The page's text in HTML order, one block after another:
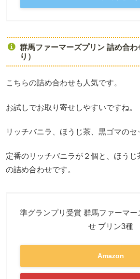
群馬ファーマーズプリン 詰め合わ
り）
こちらの詰め合わせも人気です。
お試しでお取り寄せしやすいですね。
リッチバニラ、ほうじ茶、黒ゴマのセ
定番のリッチバニラが２個と、ほうじ
の詰め合わせです。
準グランプリ受賞 群馬ファーマー
せ プリン3種
Amazon